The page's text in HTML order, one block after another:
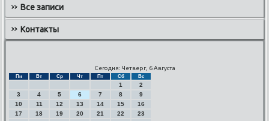
Все записи
Контакты
Сегодня: Четверг, 6 Августа
Пн Вт Ср Чт Пт Сб Вс
1
2
3
4 5 6 7 8
9
10
11 12 13 14 15
16
17
18 19 20 21 22
23